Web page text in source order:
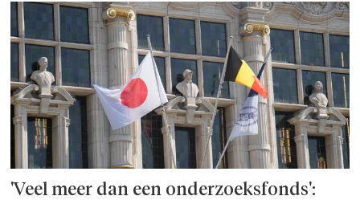
'Veel meer dan een onderzoeks­fonds':